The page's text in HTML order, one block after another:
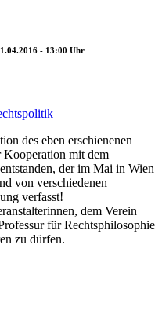
- 13:00 Uhr
des eben erschienenen
Kooperation mit dem
der im Mai in Wien
von verschiedenen
verfasst!
dem Verein
für Rechtsphilosophie
zu dürfen.